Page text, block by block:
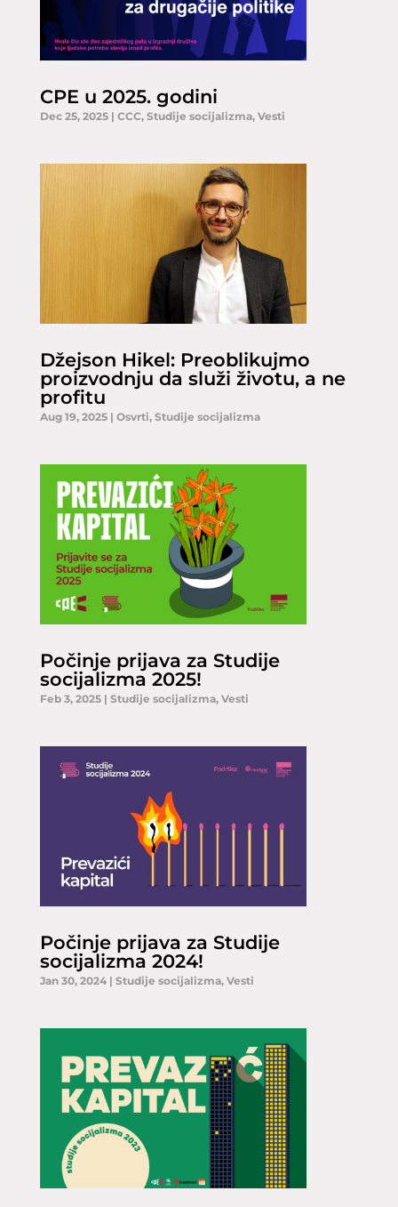
CPE u 2025. godini
Dec 25, 2025| CCC, Studije socijalizma, Vesti
Džejson Hikel: Preoblikujmo
proizvodnju da služi životu, a ne
profitu
Aug 19, 2025| Osvrti, Studije socijalizma
Počinje prijava za Studije
socijalizma 2025!
Feb 3, 2025| Studije socijalizma, Vesti
Počinje prijava za Studije
socijalizma 2024!
Jan 30, 2024| Studije socijalizma, Vesti